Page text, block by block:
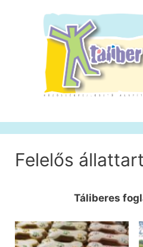
tartalomba
Felelős
Táliberes